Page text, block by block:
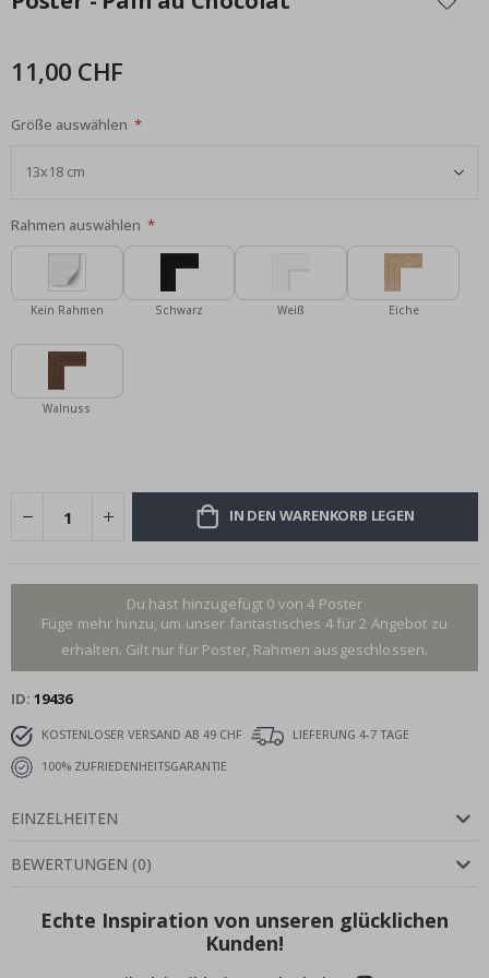
der
11,00 CHF
Größe auswählen
Rahmen auswählen
Kein Rahmen Schwarz Weiß Eiche
Walnuss
IN DEN WARENKORB LEGEN
Du hast hinzugefügt 0 von 4 Poster
Füge mehr hinzu, um unser fantastisches 4 für 2 Angebot zu
erhalten. Gilt nur für Poster, Rahmen ausgeschlossen.
ID 19436
KOSTENLOSER VERSAND AB 49 CHF
LIEFERUNG 4-7 TAGE
100% ZUFRIEDENHEITSGARANTIE
EINZELHEITEN
BEWERTUNGEN (0)
Echte Inspiration von unseren glücklichen
Kunden!